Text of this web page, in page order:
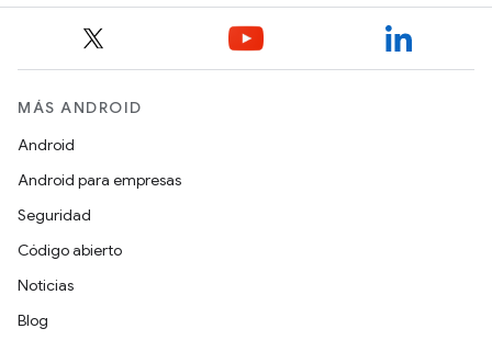
MÁS ANDROID
Android
Android para empresas
Seguridad
Código abierto
Noticias
Blog